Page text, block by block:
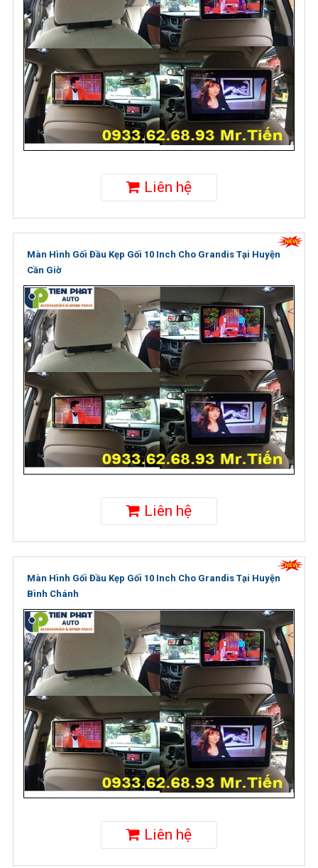
Liên hệ
Màn Hình Gối Đầu Kẹp Gối 10 Inch Cho Grandis Tại Huyện
Cần Giờ
Liên hệ
Màn Hình Gối Đầu Kẹp Gối 10 Inch Cho Grandis Tại Huyện
Bình Chánh
Liên hệ